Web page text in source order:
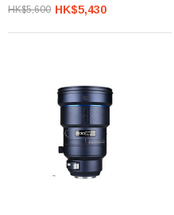
葉)
HK$5,600 HK$5,430